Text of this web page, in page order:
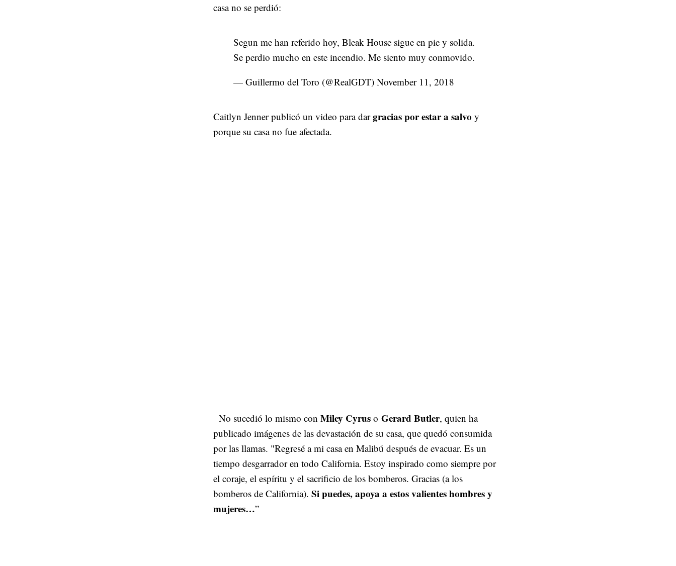
casa no se perdió:
Segun me han referido hoy, Bleak House sigue en pie y solida.
Se perdio mucho en este incendio. Me siento muy conmovido.
— Guillermo del Toro (@RealGDT) November 11, 2018
Caitlyn Jenner publicó un video para dargracias por estar a salvo y
porque su casa no fue afectada.
No sucedió lo mismo con Miley Cyrus o Gerard Butler, quien ha
publicado imágenes de las devastación de su casa, que quedó consumida
por las llamas. "Regresé a mi casa en Malibú después de evacuar. Es un
tiempo desgarrador en todo California. Estoy inspirado como siempre por
el coraje, el espíritu y el sacrificio de los bomberos. Gracias (a los
bomberos de California). Si puedes, apoya a estos valientes hombres y
mujeres…”